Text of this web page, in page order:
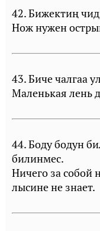
42. Бижектиң
Нож нужен
43. Биче чалгаа
Маленькая лень
44. Боду бодун
билинмес.
Ничего за собой
лысине не знает.